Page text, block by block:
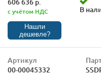
с учётом НДС
Нашли
дешевле?
В
Артикул
00-00045332